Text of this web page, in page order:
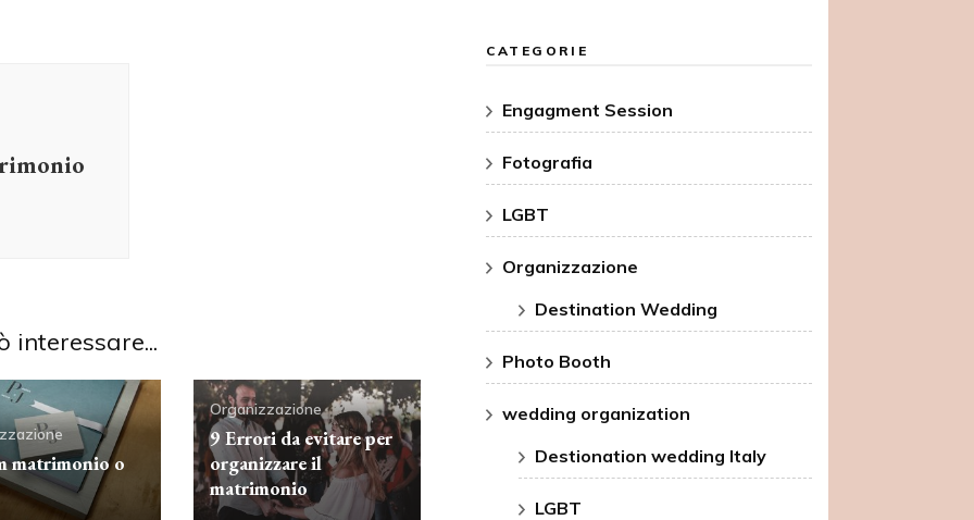
interessare...
matrimonio o
Organizzazione
9 Errori da evitare per
organizzare il
matrimonio
CATEGORIE
Engagment Session
Fotografia
LGBT
Organizzazione
Destination Wedding
Photo Booth
wedding organization
Destionation wedding Italy
LGBT